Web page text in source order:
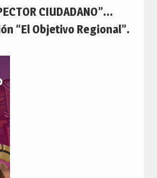
CIUDADANO”…
“El Objetivo Regional”.